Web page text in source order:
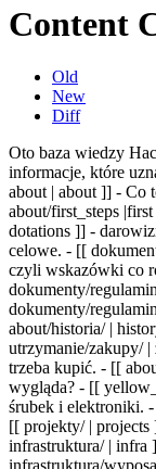
Content
Old
New
Diff
Oto baza wiedzy
informacje, które
about | about ]] - Co
about/first_steps
dotations ]] -
celowe. - [[
czyli wskazówki co
dokumenty/
dokumenty/
about/historia/ |
utrzymanie/zakupy/
trzeba kupić. - [[
wygląda? - [[
śrubek i elektroniki.
[[ projekty/ | projects
infrastruktura/ | infra